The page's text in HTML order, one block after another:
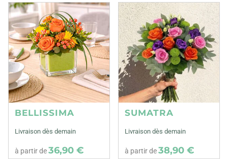
BELLISSIMA
Livraison dès demain
à partir de36,90 €
SUMATRA
Livraison dès demain
à partir de38,90 €